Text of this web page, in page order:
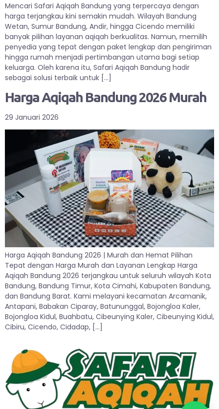
Mencari Safari Aqiqah Bandung yang terpercaya dengan
harga terjangkau kini semakin mudah. Wilayah Bandung
Wetan, Sumur Bandung, Andir, hingga Cicendo memiliki
banyak pilihan layanan aqiqah berkualitas. Namun, memilih
penyedia yang tepat dengan paket lengkap dan pengiriman
hingga rumah menjadi pertimbangan utama bagi setiap
keluarga. Oleh karena itu, Safari Aqiqah Bandung hadir
sebagai solusi terbaik untuk […]
Harga Aqiqah Bandung 2026 Murah
29 Januari 2026
Harga Aqiqah Bandung 2026 | Murah dan Hemat Pilihan
Tepat dengan Harga Murah dan Layanan Lengkap Harga
Aqiqah Bandung 2026 terjangkau untuk seluruh wilayah Kota
Bandung, Bandung Timur, Kota Cimahi, Kabupaten Bandung,
dan Bandung Barat. Kami melayani kecamatan Arcamanik,
Antapani, Babakan Ciparay, Batununggal, Bojongloa Kaler,
Bojongloa Kidul, Buahbatu, Cibeunying Kaler, Cibeunying Kidul,
Cibiru, Cicendo, Cidadap, […]